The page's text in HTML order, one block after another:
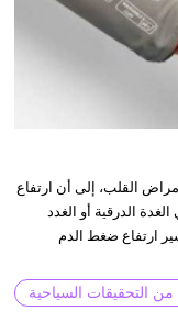
القلب، إلى أن ارتفاع
الدرقية أو الغدد
ارتفاع ضغط الدم
من التحقيقات السياحية